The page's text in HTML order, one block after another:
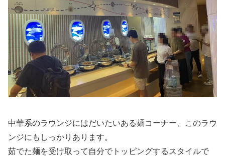
中華系のラウンジにはだいたいある麺コーナー、このラウ
ンジにもしっかりあります。
茹でた麺を受け取って自分でトッピングするスタイルで